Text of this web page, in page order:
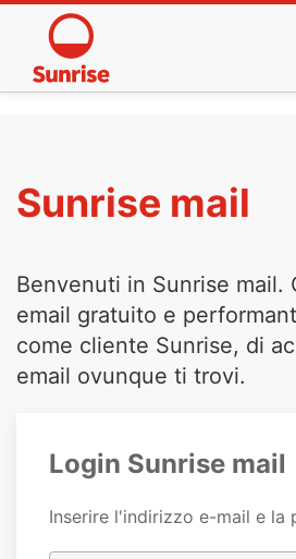
Sunrise mail
Benvenuti in Sunrise mail.
email gratuito e
come cliente Sunrise, di
email ovunque ti trovi.
Login Sunrise mail
Inserire l'indirizzo e-mail e la